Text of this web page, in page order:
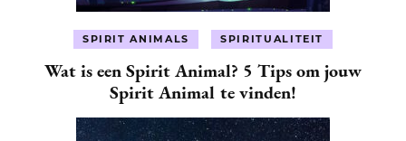
SPIRIT ANIMALS SPIRITUALITEIT
Wat is een Spirit Animal? 5 Tips om jouw
Spirit Animal te vinden!